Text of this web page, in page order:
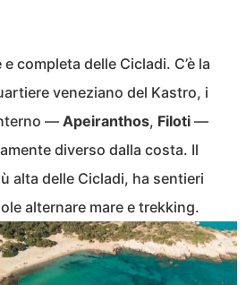
completa delle Cicladi. C’è la
veneziano del Kastro, i
— Apeiranthos, Filoti —
diverso dalla costa. Il
alta delle Cicladi, ha sentieri
alternare mare e trekking.